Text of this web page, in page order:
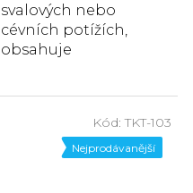
svalových nebo
cévních potížích,
obsahuje
voděodolný. Balení
obsahuje...Nejprodávanější
Kód:TKT-103